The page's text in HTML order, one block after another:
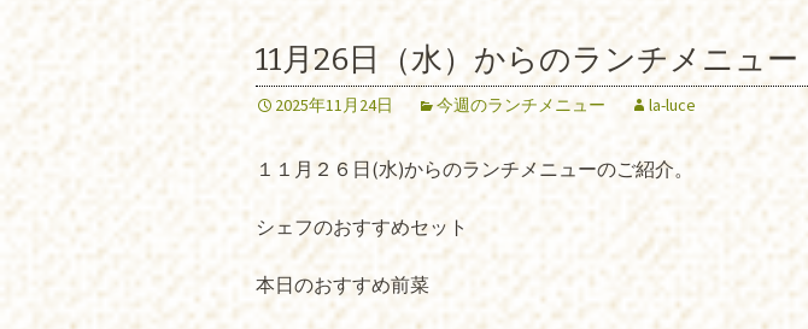
11月26日（水）からのランチメニュー
2025年11月24日 今週のランチメニュー la-luce
１１月２６日(水)からのランチメニューのご紹介。
シェフのおすすめセット
本日のおすすめ前菜